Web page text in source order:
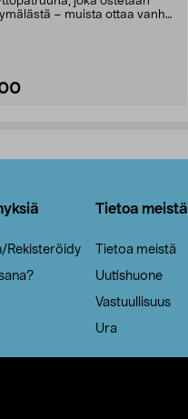
– muista ottaa vanha
Rekisteröidy
Tietoa meistä
Tietoa meistä
Uutishuone
Vastuullisuus
Ura